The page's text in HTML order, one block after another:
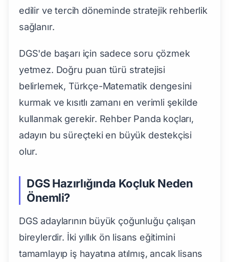
edilir ve tercih döneminde stratejik rehberlik
sağlanır.
DGS'de başarı için sadece soru çözmek
yetmez. Doğru puan türü stratejisi
belirlemek, Türkçe-Matematik dengesini
kurmak ve kısıtlı zamanı en verimli şekilde
kullanmak gerekir. Rehber Panda koçları,
adayın bu süreçteki en büyük destekçisi
olur.
DGS Hazırlığında Koçluk Neden
Önemli?
DGS adaylarının büyük çoğunluğu çalışan
bireylerdir. İki yıllık ön lisans eğitimini
tamamlayıp iş hayatına atılmış, ancak lisans